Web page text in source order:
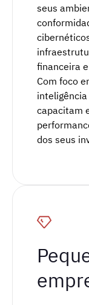
seus
financeira
Com foco
capacitam
dos seus